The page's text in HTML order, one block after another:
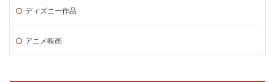
ディズニー作品
アニメ映画